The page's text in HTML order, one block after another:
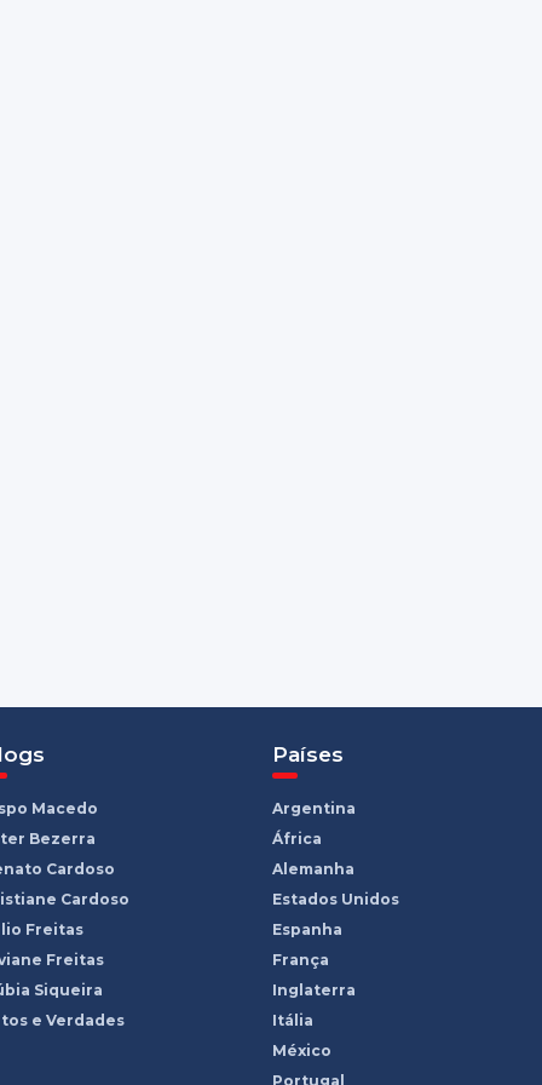
Macedo
Bezerra
Cardoso
Cardoso
Freitas
Freitas
Siqueira
e Verdades
Países
Argentina
África
Alemanha
Estados Unidos
Espanha
França
Inglaterra
Itália
México
Portugal